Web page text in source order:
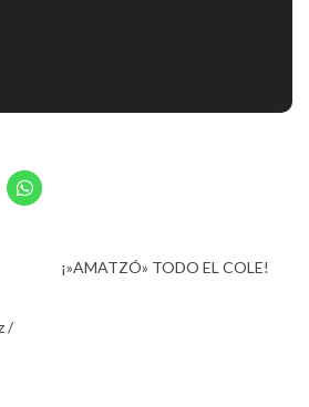
¡»AMATZÓ» TODO EL COLE!
/